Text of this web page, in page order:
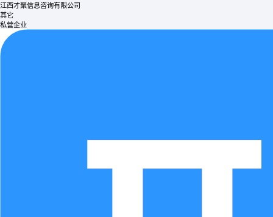
江西才聚信息咨询有限公司
其它
私营企业